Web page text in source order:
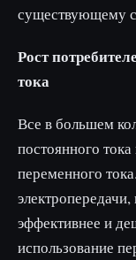
существующему
Рост
тока
Все в большем
постоянного
переменного
эффективнее и
использование